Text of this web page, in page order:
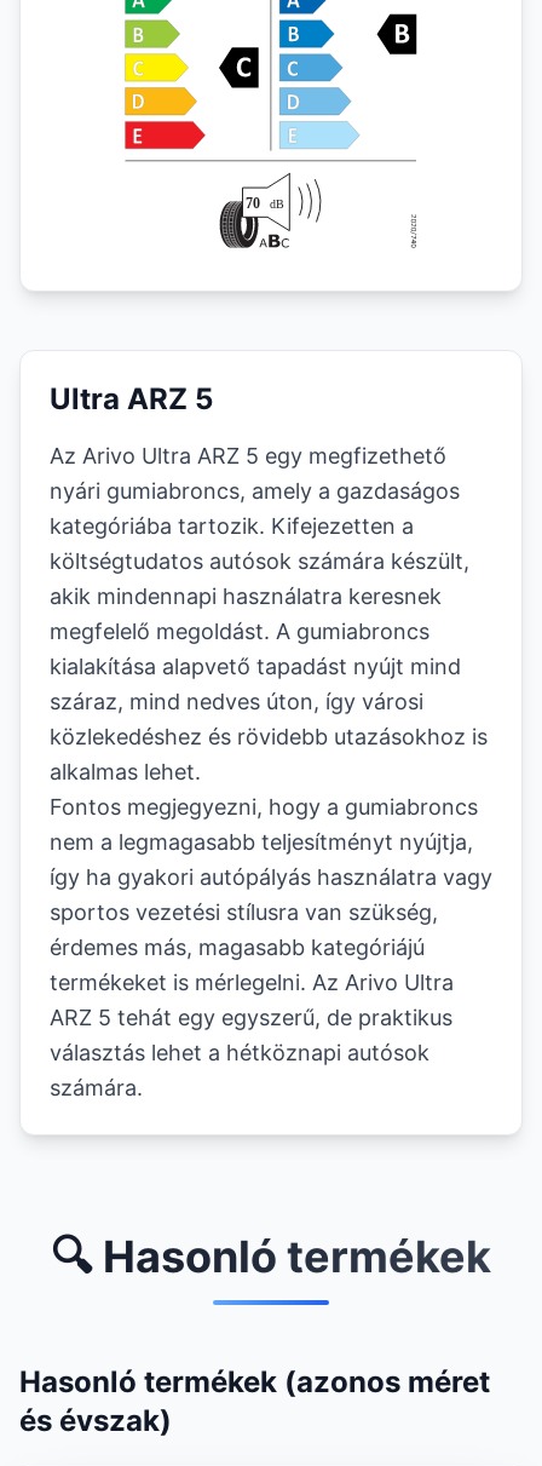
Ultra ARZ 5
Az Arivo Ultra ARZ 5 egy megfizethető
nyári gumiabroncs, amely a gazdaságos
kategóriába tartozik. Kifejezetten a
költségtudatos autósok számára készült,
akik mindennapi használatra keresnek
megfelelő megoldást. A gumiabroncs
kialakítása alapvető tapadást nyújt mind
száraz, mind nedves úton, így városi
közlekedéshez és rövidebb utazásokhoz is
alkalmas lehet.
Fontos megjegyezni, hogy a gumiabroncs
nem a legmagasabb teljesítményt nyújtja,
így ha gyakori autópályás használatra vagy
sportos vezetési stílusra van szükség,
érdemes más, magasabb kategóriájú
termékeket is mérlegelni. Az Arivo Ultra
ARZ 5 tehát egy egyszerű, de praktikus
választás lehet a hétköznapi autósok
számára.
🔍 Hasonló termékek
Hasonló termékek (azonos méret
és évszak)